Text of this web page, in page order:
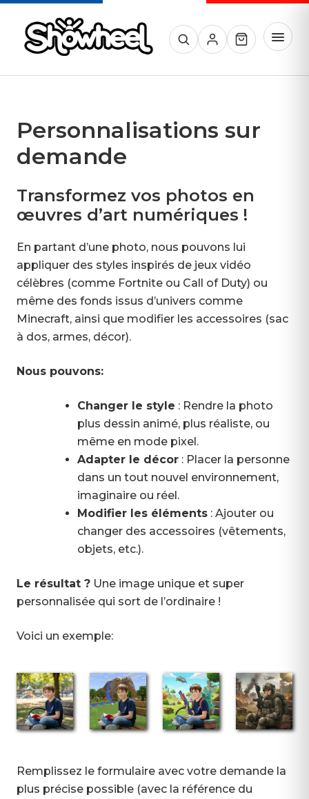
Aller
contenu
Showheel
Menu
Rechercher un produit
Mon compte
Panier
Personnalisations sur
demande
Transformez vos photos en
œuvres d’art numériques !
En partant d’une photo, nous pouvons lui
appliquer des styles inspirés de jeux vidéo
célèbres (comme Fortnite ou Call of Duty) ou
même des fonds issus d’univers comme
Minecraft, ainsi que modifier les accessoires (sac
à dos, armes, décor).
Nous pouvons:
Changer le style : Rendre la photo
plus dessin animé, plus réaliste, ou
même en mode pixel.
Adapter le décor : Placer la personne
dans un tout nouvel environnement,
imaginaire ou réel.
Modifier les éléments : Ajouter ou
changer des accessoires (vêtements,
objets, etc.).
Le résultat ? Une image unique et super
personnalisée qui sort de l’ordinaire !
Voici un exemple:
Remplissez le formulaire avec votre demande la
plus précise possible (avec la référence du